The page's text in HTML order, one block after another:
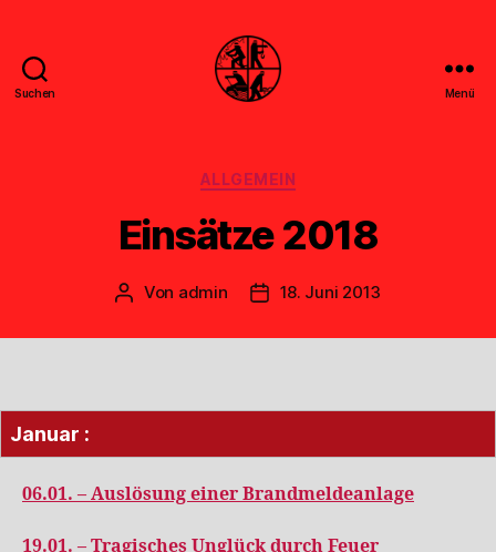
Suchen Menü
Kategorien
ALLGEMEIN
Einsätze 2018
Beitragsautor
Von admin Veröffentlichungsdatum
18. Juni 2013
Januar :
06.01. – Auslösung einer Brandmeldeanlage
19.01. – Tragisches Unglück durch Feuer